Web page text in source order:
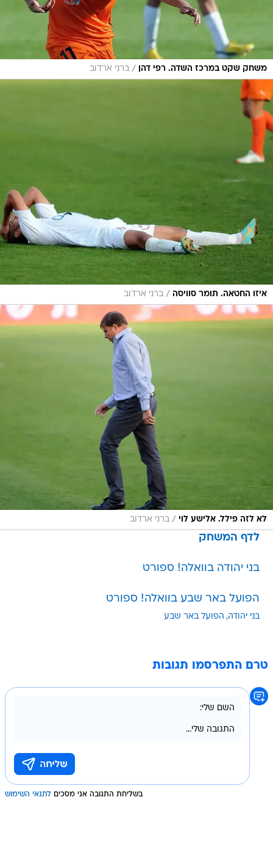
משחק שקט במרכז השדה. רפי דהן / ברני ארדוב
איזו החטאה. תומר סוויסה / ברני ארדוב
לא לזה פילל. אלישע לוי / ברני ארדוב
לדף המשחק
בני יהודה בוואלה! ספורט
הפועל באר שבע בוואלה! ספורט
בני יהודה הפועל באר שבע
טרם התפרסמו תגובות
בשליחת התגובה אני מסכים לתנאי השימוש